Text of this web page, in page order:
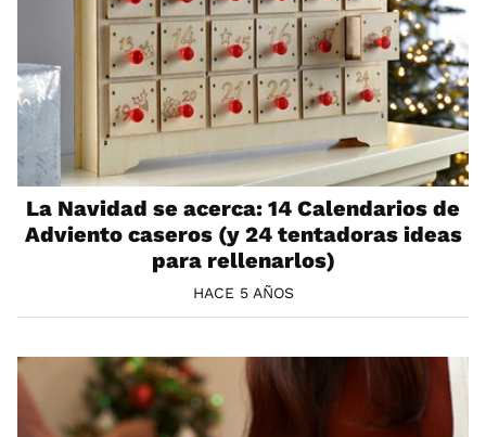
La Navidad se acerca: 14 Calendarios de
Adviento caseros (y 24 tentadoras ideas
para rellenarlos)
HACE 5 AÑOS